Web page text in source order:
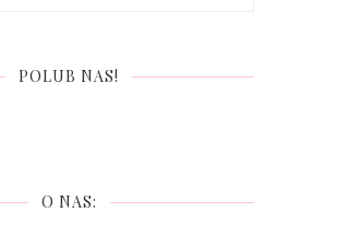
POLUB NAS!
O NAS: